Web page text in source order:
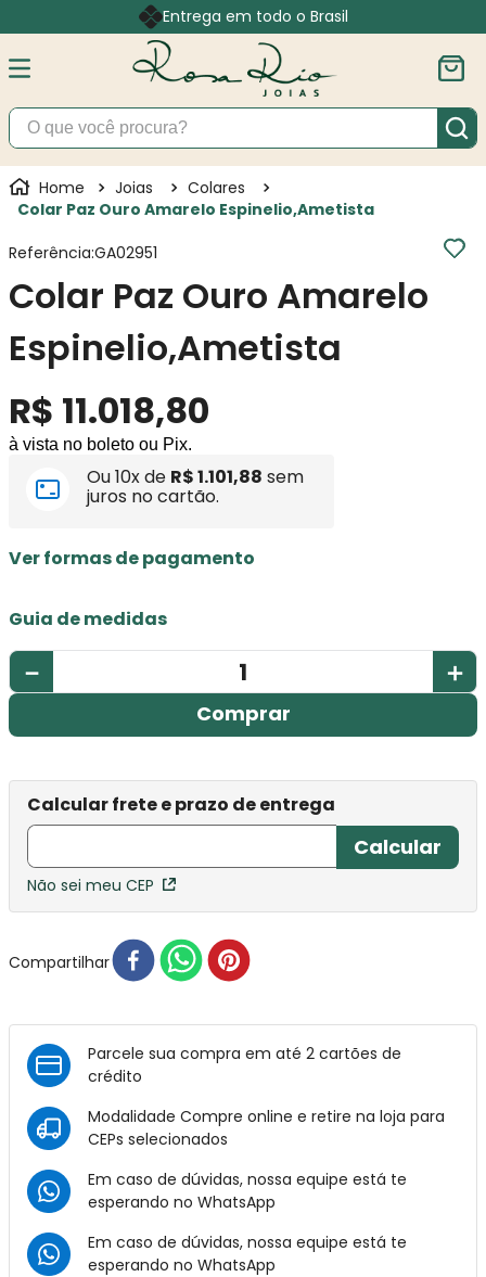
Entrega em todo o Brasil
O que você procura?
Joias
Colares
Colar Paz Ouro Amarelo Espinelio,Ametista
Referência:GA02951
Colar Paz Ouro Amarelo
Espinelio,Ametista
R$ 11.018,80
à vista no boleto ou Pix.
Ou10x de R$1.101,88 sem
juros no cartão.
Ver formas de pagamento
Guia de medidas
＋
－
Comprar
Não sei meu CEP
Compartilhar
Parcele sua compra em até 2 cartões de
crédito
Modalidade Compre online e retire na loja para
CEPs selecionados
Em caso de dúvidas, nossa equipe está te
esperando no WhatsApp
Em caso de dúvidas, nossa equipe está te
esperando no WhatsApp